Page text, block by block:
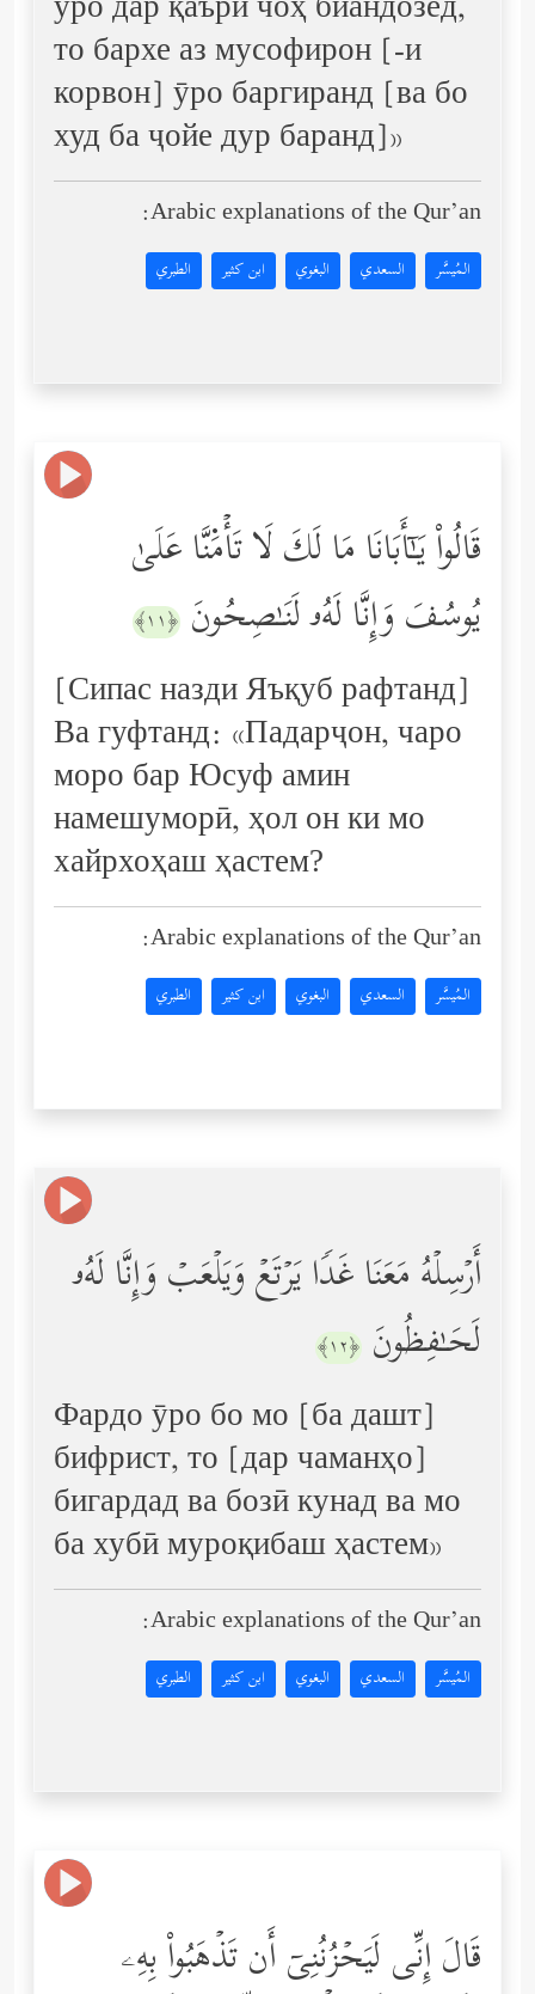
то бархе аз мусофирон [-и
корвон] ӯро баргиранд [ва бо
худ ба ҷойе дур баранд]»
Arabic explanations of the Qur’an:
المُيسَّر السعدي البغوي ابن كثير الطبري
قَالُواْ یَـٰۤأَبَانَا مَا لَكَ لَا تَأۡمَ۬نَّا عَلَىٰ
یُوسُفَ وَإِنَّا لَهُۥ لَنَـٰصِحُونَ ﴿١١﴾
[Сипас назди Яъқуб рафтанд]
Ва гуфтанд: «Падарҷон, чаро
моро бар Юсуф амин
намешуморӣ, ҳол он ки мо
хайрхоҳаш ҳастем?
Arabic explanations of the Qur’an:
المُيسَّر السعدي البغوي ابن كثير الطبري
أَرۡسِلۡهُ مَعَنَا غَدࣰا یَرۡتَعۡ وَیَلۡعَبۡ وَإِنَّا لَهُۥ
لَحَـٰفِظُونَ ﴿١٢﴾
Фардо ӯро бо мо [ба дашт]
бифрист, то [дар чаманҳо]
бигардад ва бозӣ кунад ва мо
ба хубӣ муроқибаш ҳастем»
Arabic explanations of the Qur’an:
المُيسَّر السعدي البغوي ابن كثير الطبري
قَالَ إِنِّی لَیَحۡزُنُنِیۤ أَن تَذۡهَبُواْ بِهِۦ